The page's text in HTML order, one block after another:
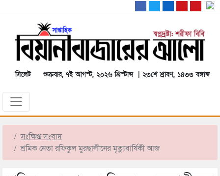
সিলেট শুক্রবার, ৭ই আগস্ট, ২০২৬ খ্রিস্টাব্দ | ২৩শে শ্রাবণ, ১৪৩৩ বঙ্গাব্দ
সংক্ষিপ্ত সংবাদ
শ্রমিক নেতা রফিকুল মুরছালীনের মৃত্যুবার্ষিকী আজ